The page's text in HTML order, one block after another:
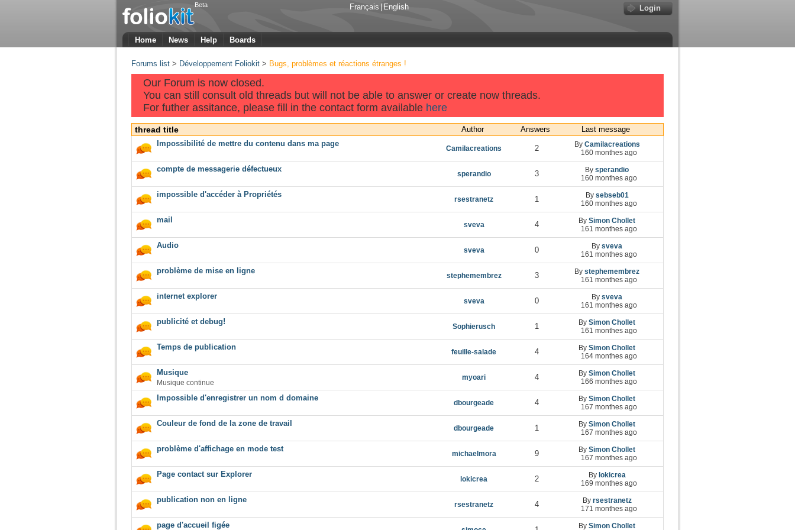
Beta Français English Login
Home News Help Boards
Forums list > Développement Foliokit > Bugs, problèmes et réactions étranges !
Our Forum is now closed.
You can still consult old threads but will not be able to answer or create now threads.
For futher assitance, please fill in the contact form available here
thread title Author Answers
Last message
Impossibilité de mettre du contenu dans ma page
Camilacreations 2 By Camilacreations
160 monthes ago
compte de messagerie défectueux
sperandio 3 By sperandio
160 monthes ago
impossible d'accéder à Propriétés
rsestranetz 1 By sebseb01
160 monthes ago
mail
sveva 4 By Simon Chollet
161 monthes ago
Audio
sveva 0 By sveva
161 monthes ago
problème de mise en ligne
stephemembrez 3 By stephemembrez
161 monthes ago
internet explorer
sveva 0 By sveva
161 monthes ago
publicité et debug!
Sophierusch 1 By Simon Chollet
161 monthes ago
Temps de publication
feuille-salade 4 By Simon Chollet
164 monthes ago
Musique
Musique continue
myoari 4 By Simon Chollet
166 monthes ago
Impossible d'enregistrer un nom d domaine
dbourgeade 4 By Simon Chollet
167 monthes ago
Couleur de fond de la zone de travail
dbourgeade 1 By Simon Chollet
167 monthes ago
problème d'affichage en mode test
michaelmora 9 By Simon Chollet
167 monthes ago
Page contact sur Explorer
lokicrea 2 By lokicrea
169 monthes ago
publication non en ligne
rsestranetz 4 By rsestranetz
171 monthes ago
page d'accueil figée By Simon Chollet